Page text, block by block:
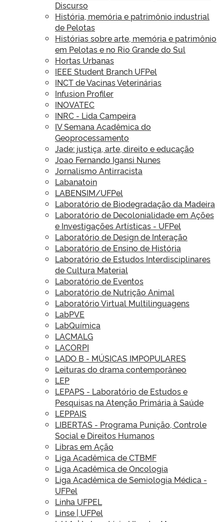
Discurso
História, memória e patrimônio industrial
de Pelotas
Histórias sobre arte, memória e patrimônio
em Pelotas e no Rio Grande do Sul
Hortas Urbanas
IEEE Student Branch UFPel
INCT de Vacinas Veterinárias
Infusion Profiler
INOVATEC
INRC - Lida Campeira
IV Semana Acadêmica do
Geoprocessamento
Jade: justiça, arte, direito e educação
Joao Fernando Igansi Nunes
Jornalismo Antirracista
Labanatoin
LABENSIM/UFPel
Laboratório de Biodegradação da Madeira
Laboratório de Decolonialidade em Ações
e Investigações Artísticas - UFPel
Laboratório de Design de Interação
Laboratório de Ensino de História
Laboratório de Estudos Interdisciplinares
de Cultura Material
Laboratório de Eventos
Laboratório de Nutrição Animal
Laboratório Virtual Multilinguagens
LabPVE
LabQuímica
LACMALG
LACORPI
LADO B - MÚSICAS IMPOPULARES
Leituras do drama contemporâneo
LEP
LEPAPS - Laboratório de Estudos e
Pesquisas na Atenção Primária à Saúde
LEPPAIS
LIBERTAS - Programa Punição, Controle
Social e Direitos Humanos
Libras em Ação
Liga Acadêmica de CTBMF
Liga Acadêmica de Oncologia
Liga Acadêmica de Semiologia Médica -
UFPel
Linha UFPEL
Linse | UFPel